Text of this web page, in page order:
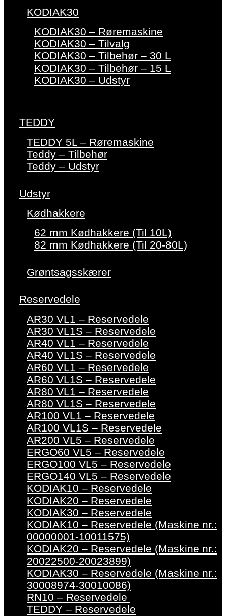
KODIAK30
KODIAK30 – Røremaskine
KODIAK30 – Tilvalg
KODIAK30 – Tilbehør – 30 L
KODIAK30 – Tilbehør – 15 L
KODIAK30 – Udstyr
TEDDY
TEDDY 5L – Røremaskine
Teddy – Tilbehør
Teddy – Udstyr
Udstyr
Kødhakkere
62 mm Kødhakkere (Til 10L)
82 mm Kødhakkere (Til 20-80L)
Grøntsagsskærer
Reservedele
AR30 VL1 – Reservedele
AR30 VL1S – Reservedele
AR40 VL1 – Reservedele
AR40 VL1S – Reservedele
AR60 VL1 – Reservedele
AR60 VL1S – Reservedele
AR80 VL1 – Reservedele
AR80 VL1S – Reservedele
AR100 VL1 – Reservedele
AR100 VL1S – Reservedele
AR200 VL5 – Reservedele
ERGO60 VL5 – Reservedele
ERGO100 VL5 – Reservedele
ERGO140 VL5 – Reservedele
KODIAK10 – Reservedele
KODIAK20 – Reservedele
KODIAK30 – Reservedele
KODIAK10 – Reservedele (Maskine nr.:
00000001-10011575)
KODIAK20 – Reservedele (Maskine nr.:
20022500-20023899)
KODIAK30 – Reservedele (Maskine nr.:
30008974-30010086)
RN10 – Reservedele
TEDDY – Reservedele